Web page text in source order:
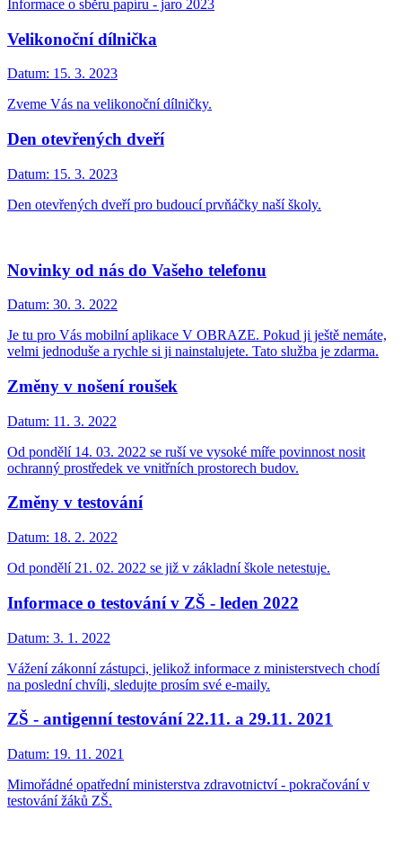
Informace o sběru papíru - jaro 2023
Velikonoční dílnička
Datum: 15. 3. 2023
Zveme Vás na velikonoční dílničky.
Den otevřených dveří
Datum: 15. 3. 2023
Den otevřených dveří pro budoucí prvňáčky naší školy.
Novinky od nás do Vašeho telefonu
Datum: 30. 3. 2022
Je tu pro Vás mobilní aplikace V OBRAZE. Pokud ji ještě nemáte,
velmi jednoduše a rychle si ji nainstalujete. Tato služba je zdarma.
Změny v nošení roušek
Datum: 11. 3. 2022
Od pondělí 14. 03. 2022 se ruší ve vysoké míře povinnost nosit
ochranný prostředek ve vnitřních prostorech budov.
Změny v testování
Datum: 18. 2. 2022
Od pondělí 21. 02. 2022 se již v základní škole netestuje.
Informace o testování v ZŠ - leden 2022
Datum: 3. 1. 2022
Vážení zákonní zástupci, jelikož informace z ministerstvech chodí
na poslední chvíli, sledujte prosím své e-maily.
ZŠ - antigenní testování 22.11. a 29.11. 2021
Datum: 19. 11. 2021
Mimořádné opatřední ministerstva zdravotnictví - pokračování v
testování žáků ZŠ.